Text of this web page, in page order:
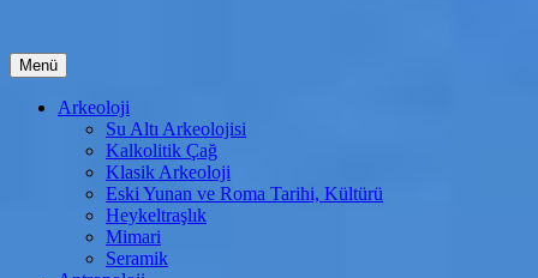
Menü İçeriğe
atla
Arkeoloji
Su Altı Arkeolojisi
Kalkolitik Çağ
Klasik Arkeoloji
Eski Yunan ve Roma Tarihi, Kültürü
Heykeltraşlık
Mimari
Seramik